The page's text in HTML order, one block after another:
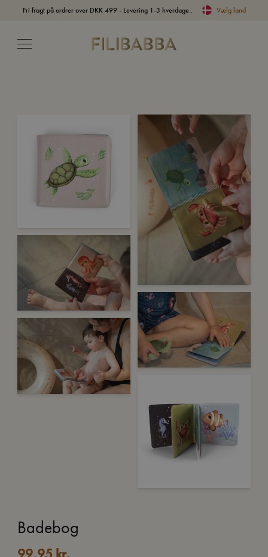
Fri fragt på ordrer over DKK 499 - Levering 1-3 hverdage.. Vælg land
Badebog